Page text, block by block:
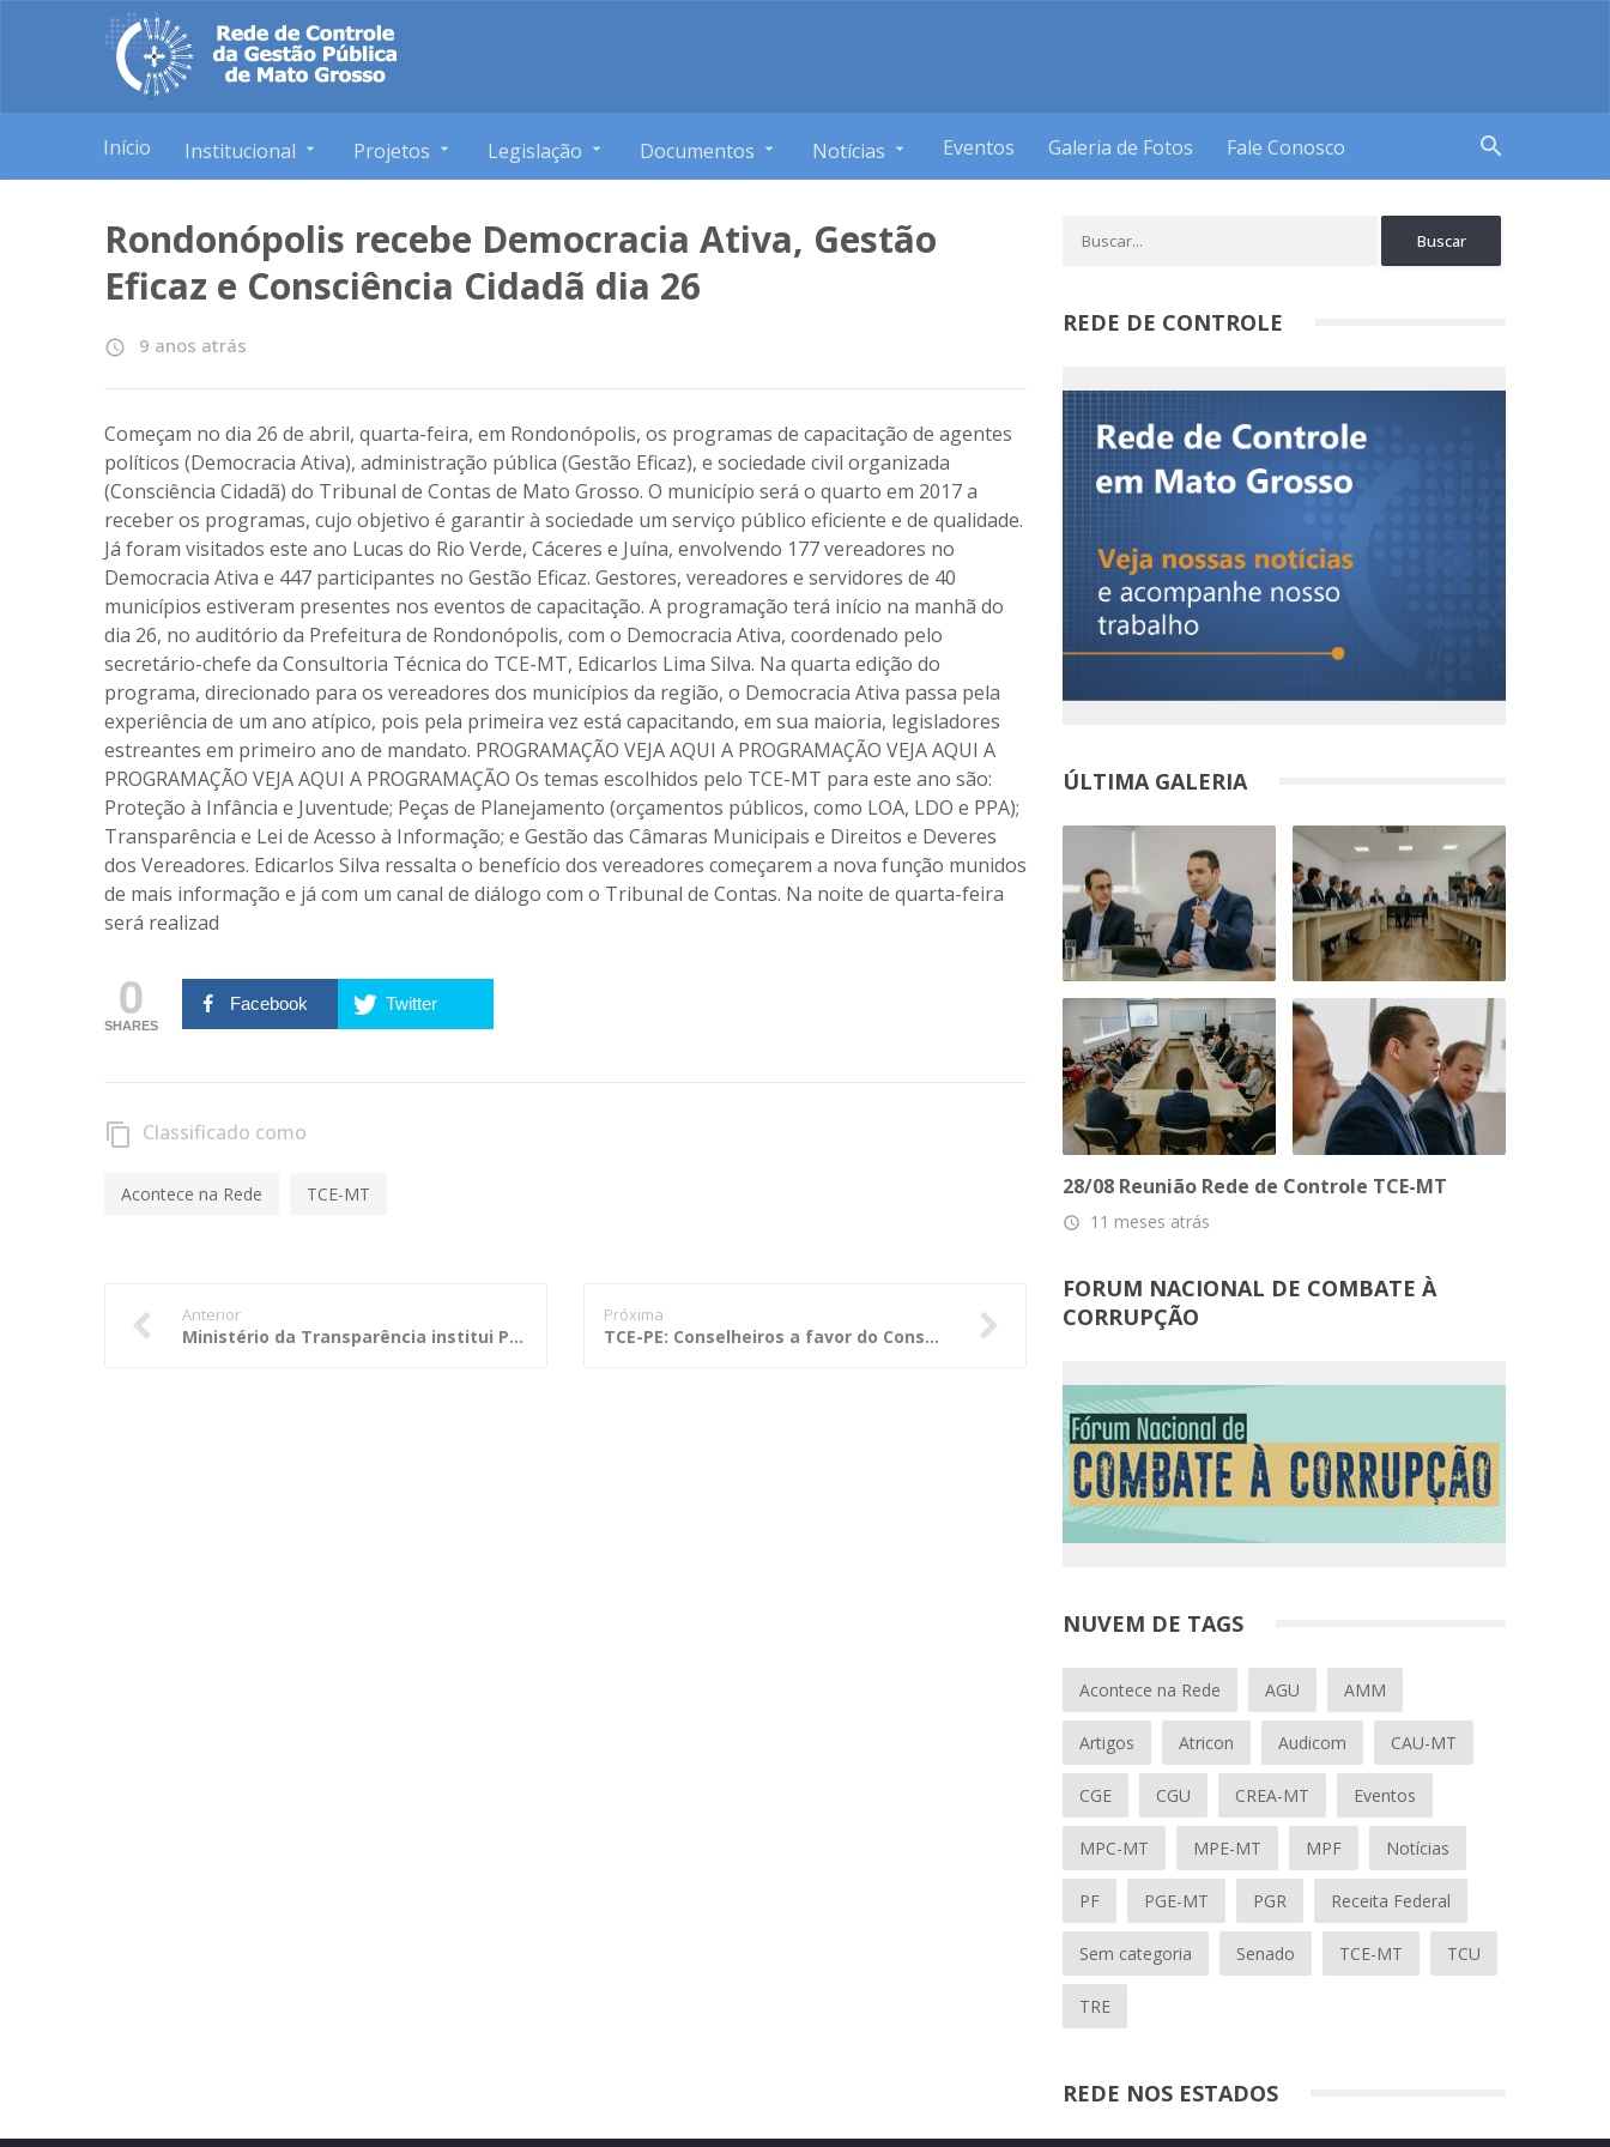
Início Institucional Projetos Legislação Documentos Notícias Eventos Galeria de Fotos Fale Conosco search
Rondonópolis recebe Democracia Ativa, Gestão
Eficaz e Consciência Cidadã dia 26
access_time 9 anos atrás
Começam no dia 26 de abril, quarta-feira, em Rondonópolis, os programas de capacitação de agentes
políticos (Democracia Ativa), administração pública (Gestão Eficaz), e sociedade civil organizada
(Consciência Cidadã) do Tribunal de Contas de Mato Grosso. O município será o quarto em 2017 a
receber os programas, cujo objetivo é garantir à sociedade um serviço público eficiente e de qualidade.
Já foram visitados este ano Lucas do Rio Verde, Cáceres e Juína, envolvendo 177 vereadores no
Democracia Ativa e 447 participantes no Gestão Eficaz. Gestores, vereadores e servidores de 40
municípios estiveram presentes nos eventos de capacitação. A programação terá início na manhã do
dia 26, no auditório da Prefeitura de Rondonópolis, com o Democracia Ativa, coordenado pelo
secretário-chefe da Consultoria Técnica do TCE-MT, Edicarlos Lima Silva. Na quarta edição do
programa, direcionado para os vereadores dos municípios da região, o Democracia Ativa passa pela
experiência de um ano atípico, pois pela primeira vez está capacitando, em sua maioria, legisladores
estreantes em primeiro ano de mandato. PROGRAMAÇÃO VEJA AQUI A PROGRAMAÇÃO VEJA AQUI A
PROGRAMAÇÃO VEJA AQUI A PROGRAMAÇÃO Os temas escolhidos pelo TCE-MT para este ano são:
Proteção à Infância e Juventude; Peças de Planejamento (orçamentos públicos, como LOA, LDO e PPA);
Transparência e Lei de Acesso à Informação; e Gestão das Câmaras Municipais e Direitos e Deveres
dos Vereadores. Edicarlos Silva ressalta o benefício dos vereadores começarem a nova função munidos
de mais informação e já com um canal de diálogo com o Tribunal de Contas. Na noite de quarta-feira
será realizad
0
SHARES
Facebook Twitter
content_copy Classificado como
Acontece na Rede TCE-MT
Anterior
Ministério da Transparência institui Política de Gestão de Riscos
Próxima
TCE-PE: Conselheiros a favor do Conselho Nacional dos Tribunais de Contas
REDE DE CONTROLE
ÚLTIMA GALERIA
28/08 Reunião Rede de Controle TCE-MT
access_time 11 meses atrás
FORUM NACIONAL DE COMBATE À
CORRUPÇÃO
NUVEM DE TAGS
Acontece na Rede AGU AMM
Artigos Atricon Audicom CAU-MT
CGE CGU CREA-MT Eventos
MPC-MT MPE-MT MPF Notícias
PF PGE-MT PGR Receita Federal
Sem categoria Senado TCE-MT TCU
TRE
REDE NOS ESTADOS